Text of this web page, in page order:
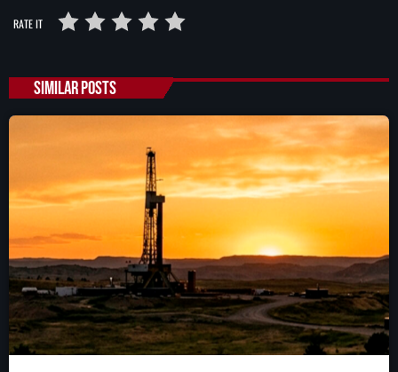
HISTORIA
SEARCH
NOTAS
Sheinbaum abre la puerta al fracking y
matiza promesa de campaña
Irán anuncia que el acuerdo con Omán para
gestionar el estrecho de Ormuz está en su
‘fase final de revisión’
RATE IT
SIMILAR POSTS